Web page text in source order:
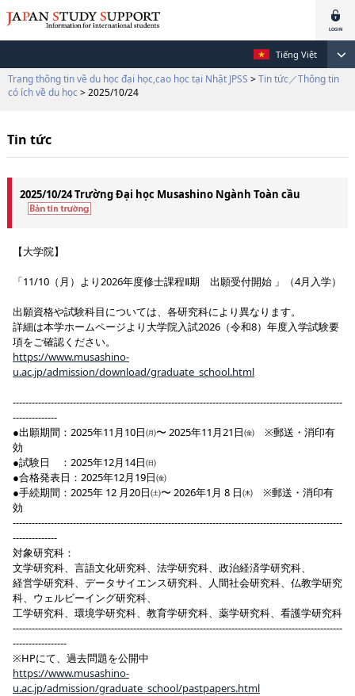
Tiếng Việt
Trang thông tin về du học đại học,cao học tại Nhật JPSS > Tin tức／Thông tin
có ích về du học > 2025/10/24
Tin tức
2025/10/24 Trường Đại học Musashino Ngành Toàn cầu
【大学院】
「11/10（月）より2026年度修士課程Ⅱ期 出願受付開始 」（4月入学）
出願資格や試験科目については、各研究科により異なります。
詳細は本学ホームページより大学院入試2026（令和8）年度入学試験要
項をご確認ください。
https://www.musashino-
u.ac.jp/admission/download/graduate_school.html
--------------------------------------------------------------------------------------------------------
--------------
●出願期間：2025年11月10日㈪〜 2025年11月21日㈮ ※郵送・消印有
効
●試験日 ：2025年12月14日㈰
●合格発表日：2025年12月19日㈮
●手続期間：2025年 12 月20日㈯〜 2026年1月 8 日㈭ ※郵送・消印有
効
--------------------------------------------------------------------------------------------------------
--------------
対象研究科：
文学研究科、言語文化研究科、法学研究科、政治経済学研究科、
経営学研究科、データサイエンス研究科、人間社会研究科、仏教学研究
科、ウェルビーイング研究科、
工学研究科、環境学研究科、教育学研究科、薬学研究科、看護学研究科
--------------------------------------------------------------------------------------------------------
-----------------
※HPにて、過去問題を公開中
https://www.musashino-
u.ac.jp/admission/graduate_school/pastpapers.html